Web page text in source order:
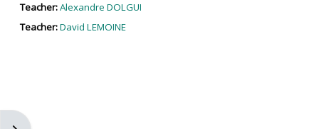
Teacher:Alexandre DOLGUI
Teacher:David LEMOINE